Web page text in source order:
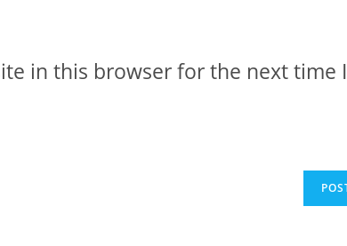
in this browser for the next time I